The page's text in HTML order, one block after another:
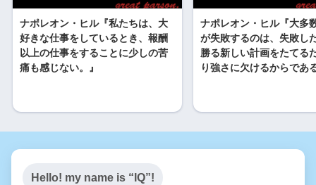
b
o
ナポレオン・ヒル『私たちは、大
好きな仕事をしているとき、報酬
以上の仕事をすることに少しの苦
痛も感じない。』
ナポレオン・ヒル『大多
が失敗するのは、失敗し
勝る新しい計画をたてる
り強さに欠けるからであ
Hello! my name is “IQ”!